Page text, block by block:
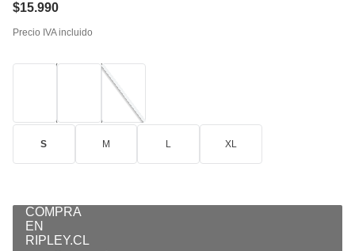
$15.990
Precio IVA incluido
S M L XL